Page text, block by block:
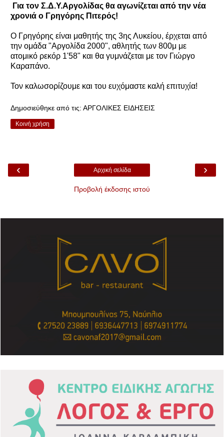
Για τον Σ.Δ.Υ.Αργολίδας θα αγωνίζεται από την νέα
χρονιά ο Γρηγόρης Πιτερός!
Ο Γρηγόρης είναι μαθητής της 3ης Λυκείου, έρχεται από
την ομάδα "Αργολίδα 2000", αθλητής των 800μ με
ατομικό ρεκόρ 1'58" και θα γυμνάζεται με τον Γιώργο
Καραπάνο.
Τον καλωσορίζουμε και του ευχόμαστε καλή επιτυχία!
Δημοσιεύθηκε από τις: ΑΡΓΟΛΙΚΕΣ ΕΙΔΗΣΕΙΣ
Κοινή χρήση
‹ ›
Αρχική σελίδα
Προβολή έκδοσης ιστού